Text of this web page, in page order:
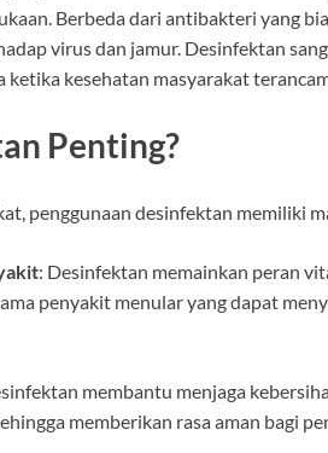
Berbeda dari antibakteri yang
virus dan jamur. Desinfektan
kesehatan masyarakat
Penting?
penggunaan desinfektan memiliki
: Desinfektan memainkan peran
penyakit menular yang dapat
membantu menjaga
memberikan rasa aman bagi